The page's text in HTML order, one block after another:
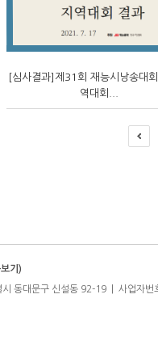
[심사결과]제31회 재능시낭송대
역대회...
기)
시 동대문구 신설동 92-19 | 사